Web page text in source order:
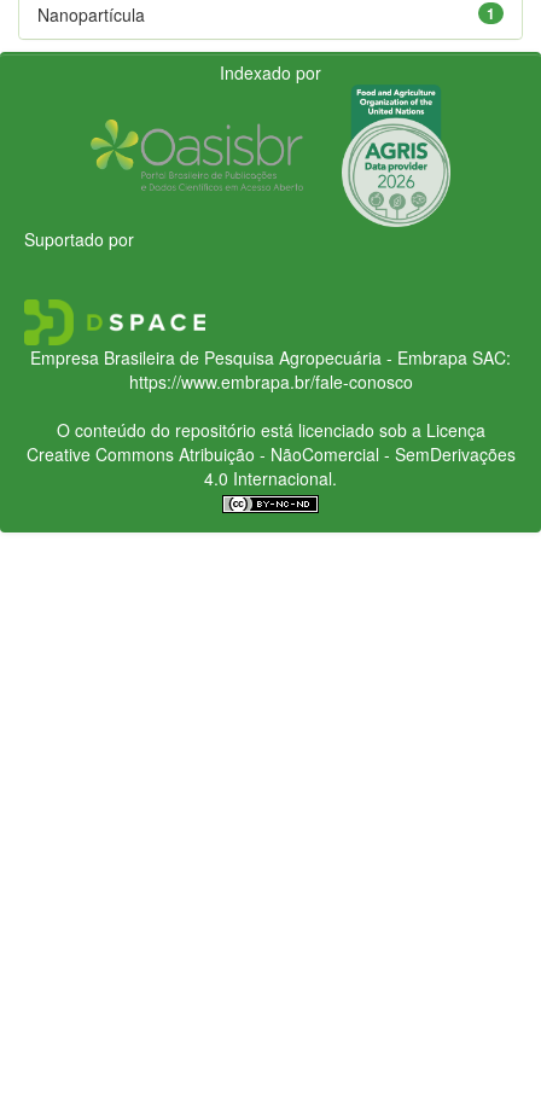
1
Nanopartícula
Indexado por
Suportado por
Empresa Brasileira de Pesquisa Agropecuária - Embrapa SAC:
https://www.embrapa.br/fale-conosco
O conteúdo do repositório está licenciado sob a Licença
Creative CommonsAtribuição - NãoComercial - SemDerivações
4.0 Internacional.